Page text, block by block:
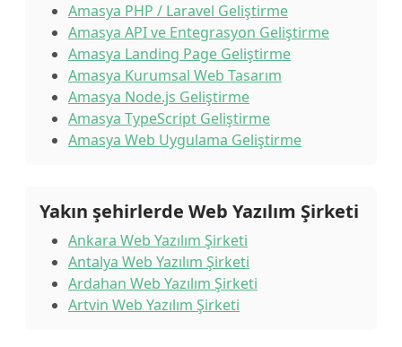
Amasya PHP / Laravel Geliştirme
Amasya API ve Entegrasyon Geliştirme
Amasya Landing Page Geliştirme
Amasya Kurumsal Web Tasarım
Amasya Node.js Geliştirme
Amasya TypeScript Geliştirme
Amasya Web Uygulama Geliştirme
Yakın şehirlerde Web Yazılım Şirketi
Ankara Web Yazılım Şirketi
Antalya Web Yazılım Şirketi
Ardahan Web Yazılım Şirketi
Artvin Web Yazılım Şirketi